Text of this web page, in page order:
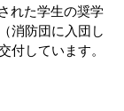
れた学生の奨学
消防団に入団し
付しています。